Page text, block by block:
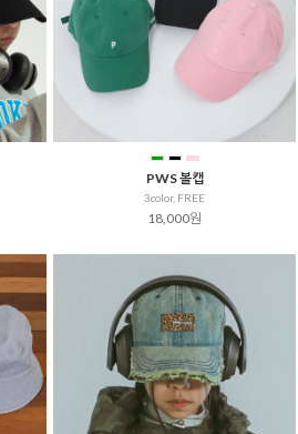
PWS 볼캡
3color, FREE
18,000원